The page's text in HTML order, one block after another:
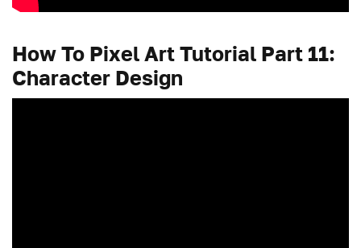
How To Pixel Art Tutorial Part 11:
Character Design